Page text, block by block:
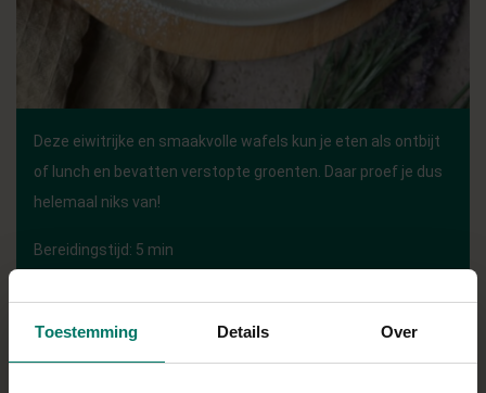
Toestemming Details Over
Deze eiwitrijke en smaakvolle wafels kun je eten als ontbijt
of lunch en bevatten verstopte groenten. Daar proef je dus
helemaal niks van!
Bereidingstijd: 5 min
INGREDIËNTEN